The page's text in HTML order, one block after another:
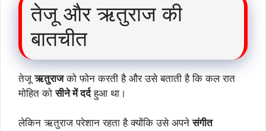
तेजू और ऋतुराज की
बातचीत
तेजूऋतुराजको फोन करती है और उसे बताती है कि कल रात
मोहित कोसीने में दर्दहुआ था।
लेकिन ऋतुराज परेशान रहता है क्योंकि उसे अपनेसंगीत